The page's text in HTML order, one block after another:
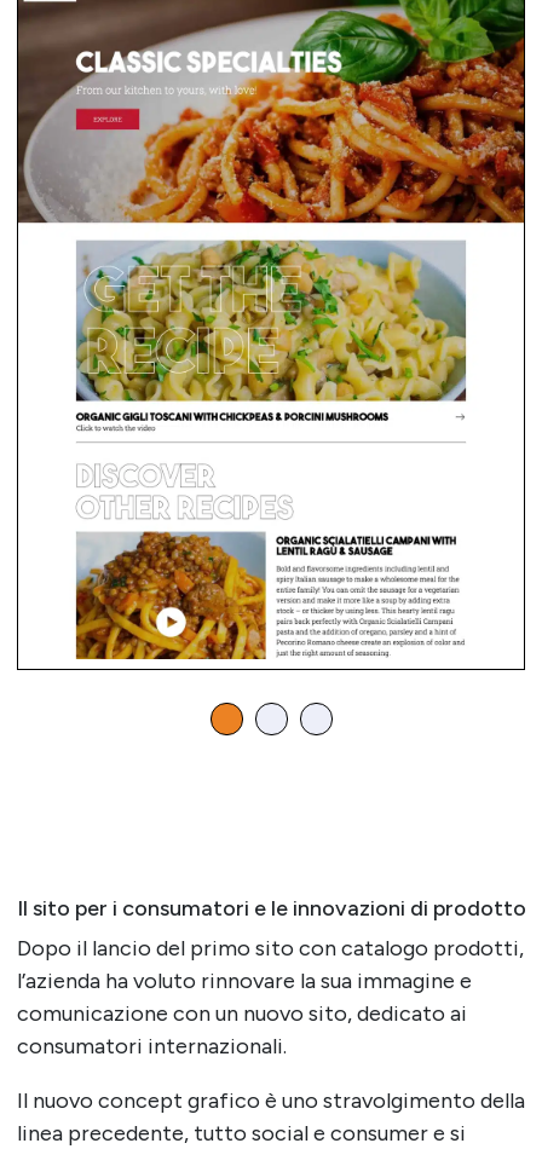
Il sito per i consumatori e le innovazioni di prodotto
Dopo il lancio del primo sito con catalogo prodotti,
l’azienda ha voluto rinnovare la sua immagine e
comunicazione con un nuovo sito, dedicato ai
consumatori internazionali.
Il nuovo concept grafico è uno stravolgimento della
linea precedente, tutto social e consumer e si